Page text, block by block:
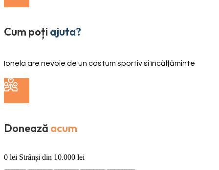
Cum poți ajuta?
Ionela are nevoie de un costum sportiv si încălțăminte
Donează acum
0 lei Strânși din 10.000 lei